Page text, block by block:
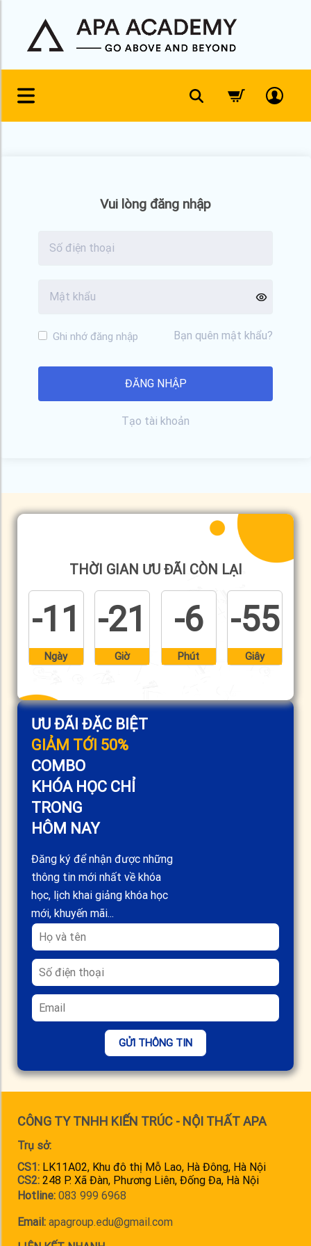
content
Vui lòng đăng nhập
Ghi nhớ đăng nhập Bạn quên mật khẩu?
Tạo tài khoản
ƯU ĐÃI ĐẶC BIỆT
GIẢM TỚI 50%
COMBO
KHÓA HỌC CHỈ
TRONG
HÔM NAY
Đăng ký để nhận được những
thông tin mới nhất về khóa
học, lịch khai giảng khóa học
mới, khuyến mãi...
GỬI THÔNG TIN
THỜI GIAN ƯU ĐÃI CÒN LẠI
-11
Ngày
-21
Giờ
-6
Phút
-56
Giây
CÔNG TY TNHH KIẾN TRÚC - NỘI THẤT APA
Trụ sở:
CS1: LK11A02, Khu đô thị Mỗ Lao, Hà Đông, Hà Nội
CS2: 248 P. Xã Đàn, Phương Liên, Đống Đa, Hà Nội
Hotline: 083 999 6968
Email: apagroup.edu@gmail.com